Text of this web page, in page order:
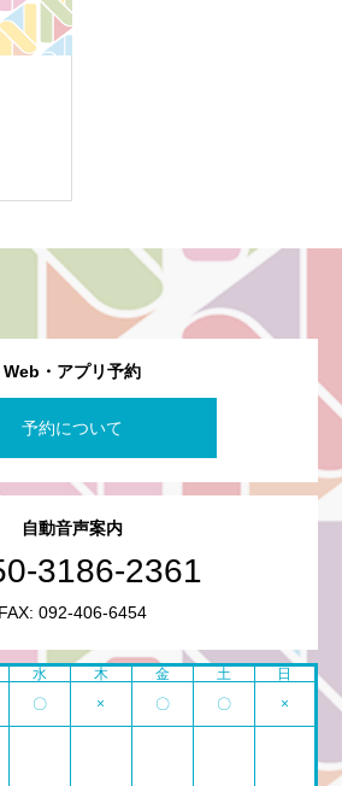
Web・アプリ予約
予約について
自動音声案内
3186-2361
FAX: 092-406-6454
水 木 金 土
日
〇 × 〇 〇
×